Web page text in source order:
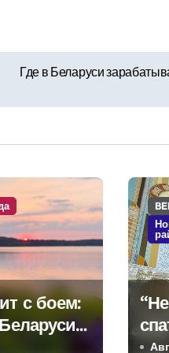
Где в Беларуси
с боем:
дожди и